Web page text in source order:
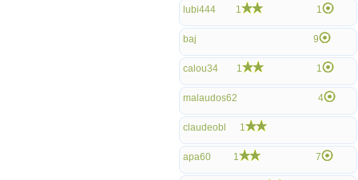
lubi444 1 1
baj 9
calou34 1 1
malaudos62 4
claudeobl 1
apa60 1 7